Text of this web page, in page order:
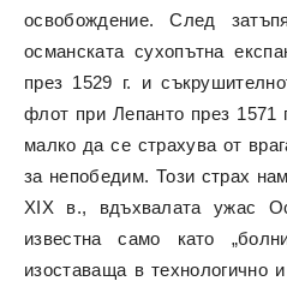
освобождение. След
османската сухопътна
през 1529 г. и
флот при Лепанто през 1571
малко да се страхува от
за непобедим. Този страх
XIX в., вдъхвалата ужас
известна само като
изоставаща в технологично